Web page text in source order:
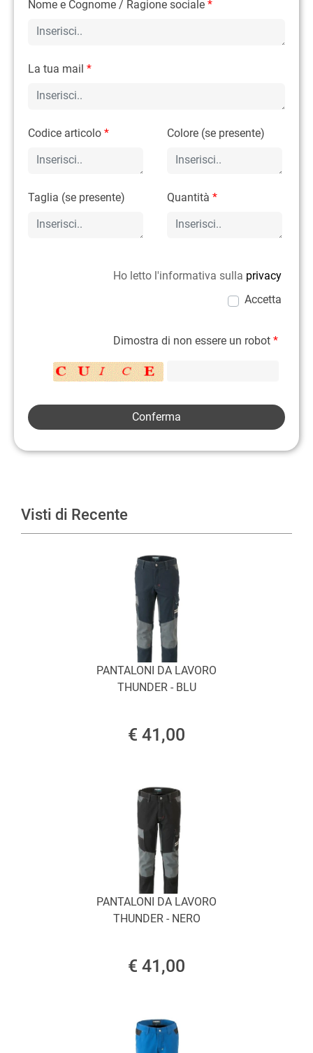
Nome e Cognome / Ragione sociale *
La tua mail *
Codice articolo * Colore (se presente)
Taglia (se presente) Quantità*
Ho letto l'informativa sulla privacy
Accetta
Dimostra di non essere un robot *
Visti di Recente
PANTALONI DA LAVORO
THUNDER - BLU
€ 41,00
PANTALONI DA LAVORO
THUNDER - NERO
€ 41,00